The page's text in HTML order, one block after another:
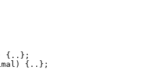
{..};
{..};